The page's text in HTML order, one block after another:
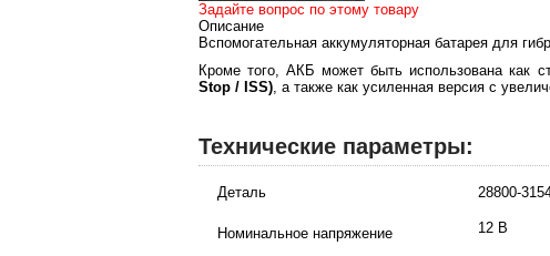
Задайте вопрос по этому товару
Описание
Вспомогательная аккумуляторная батарея для
Кроме того, АКБ может быть использована как
Stop / ISS), а также как усиленная версия с
Технические параметры:
Деталь 28800-
Номинальное напряжение 12 В